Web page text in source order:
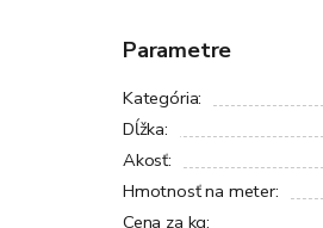
Parametre
Kategória:
Dĺžka:
Akosť:
Hmotnosť na meter:
Cena za kg: